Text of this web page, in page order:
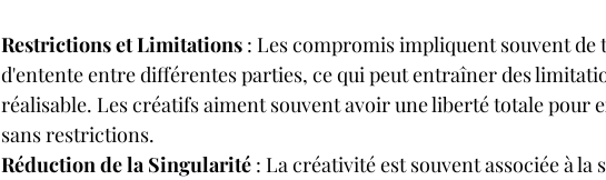
Restrictions et Limitations : Les compromis impliquent souvent
d'entente entre différentes parties, ce qui peut entraîner des
réalisable. Les créatifs aiment souvent avoir une liberté totale pour
sans restrictions.
Réduction de la Singularité : La créativité est souvent associée à la